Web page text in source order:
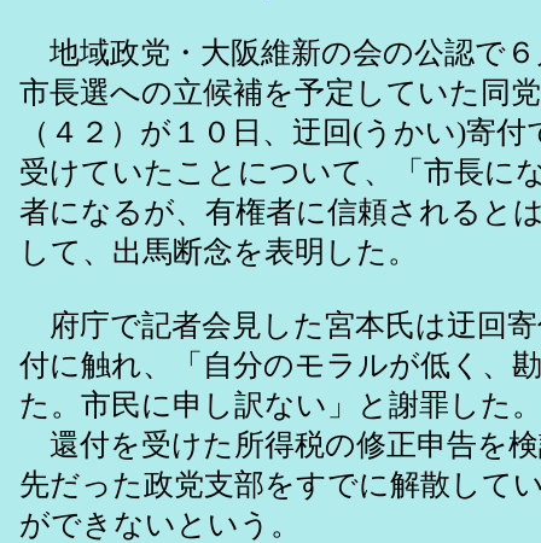
地域政党・大阪維新の会の公認で
市長選への立候補を予定していた同
（４２）が１０日、迂回(うかい)寄
受けていたことについて、「市長に
者になるが、有権者に信頼されると
して、出馬断念を表明した。
府庁で記者会見した宮本氏は迂回
付に触れ、「自分のモラルが低く、
た。市民に申し訳ない」と謝罪した。
還付を受けた所得税の修正申告を
先だった政党支部をすでに解散して
ができないという。